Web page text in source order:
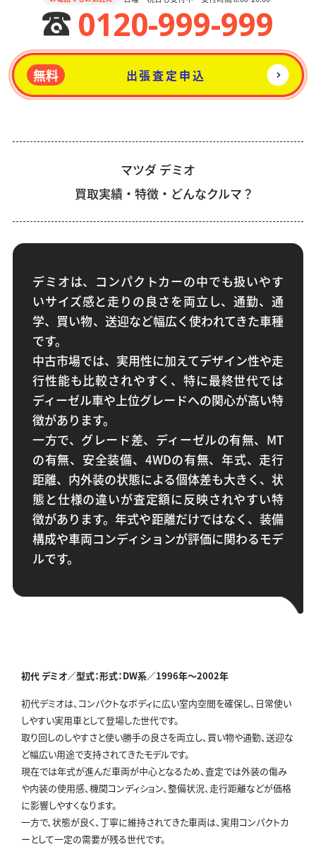
0120-999-999
無料 出張査定申込
マツダ デミオ
買取実績・特徴・どんなクルマ？
初代 デミオ／型式：形式：DW系／1996年～2002年
初代デミオは、コンパクトなボディに広い室内空間を確保し、日常使い
しやすい実用車として登場した世代です。
取り回しのしやすさと使い勝手の良さを両立し、買い物や通勤、送迎な
ど幅広い用途で支持されてきたモデルです。
現在では年式が進んだ車両が中心となるため、査定では外装の傷み
や内装の使用感、機関コンディション、整備状況、走行距離などが価格
に影響しやすくなります。
一方で、状態が良く、丁寧に維持されてきた車両は、実用コンパクトカ
ーとして一定の需要が残る世代です。
デミオは、コンパクトカーの中でも扱いやす
いサイズ感と走りの良さを両立し、通勤、通
学、買い物、送迎など幅広く使われてきた車種
です。
中古市場では、実用性に加えてデザイン性や走
行性能も比較されやすく、特に最終世代では
ディーゼル車や上位グレードへの関心が高い特
徴があります。
一方で、グレード差、ディーゼルの有無、MT
の有無、安全装備、4WDの有無、年式、走行
距離、内外装の状態による個体差も大きく、状
態と仕様の違いが査定額に反映されやすい特
徴があります。年式や距離だけではなく、装備
構成や車両コンディションが評価に関わるモデ
ルです。